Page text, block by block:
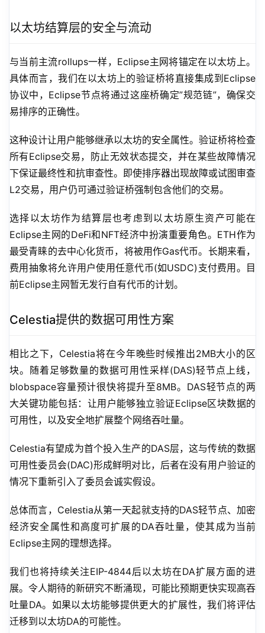
以太坊结算层的安全与流动
与当前主流rollups一样，Eclipse主网将锚定在以太坊上。
具体而言，我们在以太坊上的验证桥将直接集成到Eclipse
协议中，Eclipse节点将通过这座桥确定”规范链”，确保交
易排序的正确性。
这种设计让用户能够继承以太坊的安全属性。验证桥将检查
所有Eclipse交易，防止无效状态提交，并在某些故障情况
下保证最终性和抗审查性。即使排序器出现故障或试图审查
L2交易，用户仍可通过验证桥强制包含他们的交易。
选择以太坊作为结算层也考虑到以太坊原生资产可能在
Eclipse主网的DeFi和NFT经济中扮演重要角色。ETH作为
最受青睐的去中心化货币，将被用作Gas代币。长期来看，
费用抽象将允许用户使用任意代币(如USDC)支付费用。目
前Eclipse主网暂无发行自有代币的计划。
Celestia提供的数据可用性方案
相比之下，Celestia将在今年晚些时候推出2MB大小的区
块。随着足够数量的数据可用性采样(DAS)轻节点上线，
blobspace容量预计很快将提升至8MB。DAS轻节点的两
大关键功能包括：让用户能够独立验证Eclipse区块数据的
可用性，以及安全地扩展整个网络吞吐量。
Celestia有望成为首个投入生产的DAS层，这与传统的数据
可用性委员会(DAC)形成鲜明对比，后者在没有用户验证的
情况下重新引入了委员会诚实假设。
总体而言，Celestia从第一天起就支持的DAS轻节点、加密
经济安全属性和高度可扩展的DA吞吐量，使其成为当前
Eclipse主网的理想选择。
我们也将持续关注EIP-4844后以太坊在DA扩展方面的进
展。令人期待的新研究不断涌现，可能比预期更快实现高吞
吐量DA。如果以太坊能够提供更大的扩展性，我们将评估
迁移到以太坊DA的可能性。